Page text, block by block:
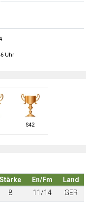
Uhr
S42
Stärke En/Fm
Land
8 11/14
GER